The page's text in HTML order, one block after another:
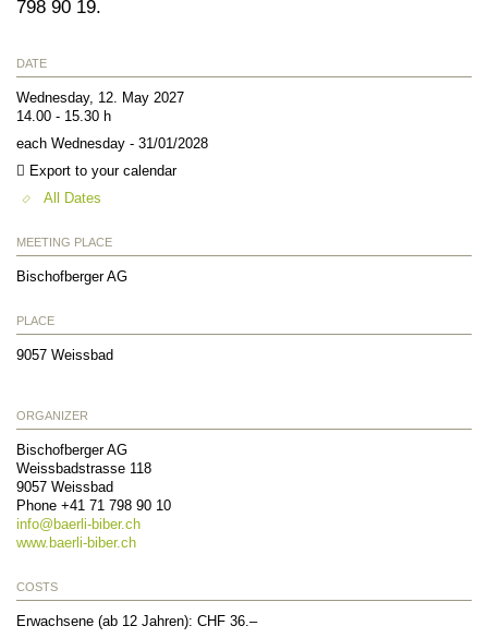
798 90 19.
DATE
Wednesday, 12. May 2027
14.00 - 15.30 h
each Wednesday - 31/01/2028
Export to your calendar
All Dates
MEETING PLACE
Bischofberger AG
PLACE
9057 Weissbad
ORGANIZER
Bischofberger AG
Weissbadstrasse 118
9057 Weissbad
Phone +41 71 798 90 10
info@ baerli-biber.ch
www.baerli-biber.ch
COSTS
Erwachsene (ab 12 Jahren): CHF 36.–